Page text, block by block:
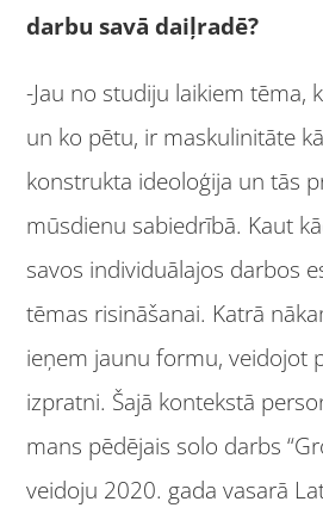
darbu savā daiļradē?
-Jau no studiju laikiem tēma,
un ko pētu, ir maskulinitāte
konstrukta ideoloģija un tās
mūsdienu sabiedrībā. Kaut
savos individuālajos darbos
tēmas risināšanai. Katrā
ieņem jaunu formu, veidojot
izpratni. Šajā kontekstā
mans pēdējais solo darbs
veidoju 2020. gada vasarā